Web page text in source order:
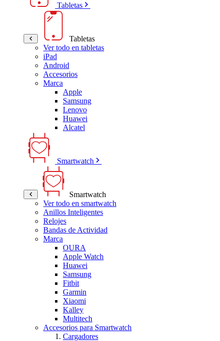
Tabletas
Tabletas
Ver todo en tabletas
iPad
Android
Accesorios
Marca
Apple
Samsung
Lenovo
Huawei
Alcatel
Smartwatch
Smartwatch
Ver todo en smartwatch
Anillos Inteligentes
Relojes
Bandas de Actividad
Marca
OURA
Apple Watch
Huawei
Samsung
Fitbit
Garmin
Xiaomi
Kalley
Multitech
Accesorios para Smartwatch
Cargadores